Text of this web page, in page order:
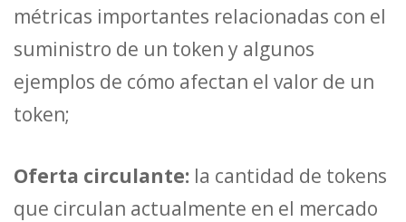
métricas importantes relacionadas con el
suministro de un token y algunos
ejemplos de cómo afectan el valor de un
token;
Oferta circulante: la cantidad de tokens
que circulan actualmente en el mercado